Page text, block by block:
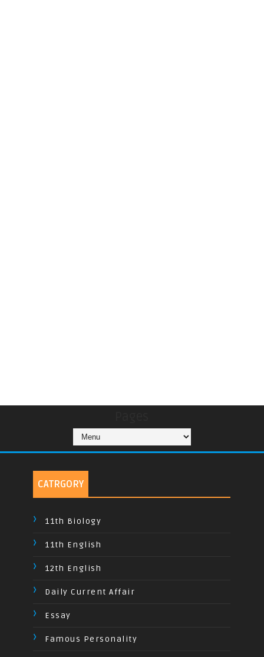
CATRGORY
11th Biology
11th English
12th English
Daily Current Affair
Essay
Famous Personality